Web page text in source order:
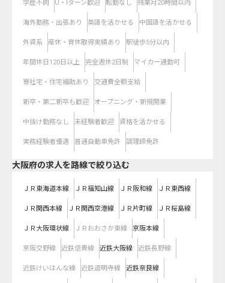
学歴不問 U・Iターン歓迎 転勤なし 残業月20時間以内
海外勤務・出張あり 英語を活かせる 中国語を活かせる
外資系 産休・育休取得実績あり 駅徒歩5分以内
年間休日120日以上 完全週休2日制 マイカー通勤可
寮社宅・住宅補助あり 交通費全額支給
新卒・第二新卒も歓迎 オープニング・新規開業
中抜け勤務なし 未経験者歓迎 資格を活かせる
実務経験者優遇 普通自動車免許 調理師免許
大阪府の求人を路線で絞り込む
ＪＲ東海道本線 ＪＲ福知山線 ＪＲ阪和線 ＪＲ東西線
ＪＲ関西本線 ＪＲ関西空港線 ＪＲ片町線 ＪＲ桜島線
ＪＲ大阪環状線 ＪＲおおさか東線 京阪本線
京阪交野線 近鉄信貴線 近鉄大阪線 近鉄長野線
近鉄けいはんな線 近鉄道明寺線 近鉄奈良線